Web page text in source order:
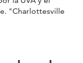
"Charlottesville